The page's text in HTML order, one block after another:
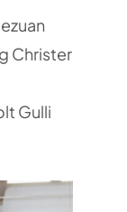
Christer
Gulli